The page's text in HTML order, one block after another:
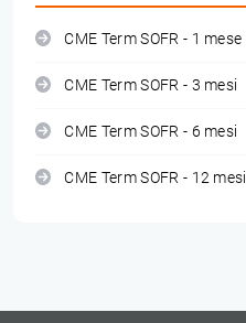
CME Term SOFR - 1 mese
CME Term SOFR - 3 mesi
CME Term SOFR - 6 mesi
CME Term SOFR - 12 mesi